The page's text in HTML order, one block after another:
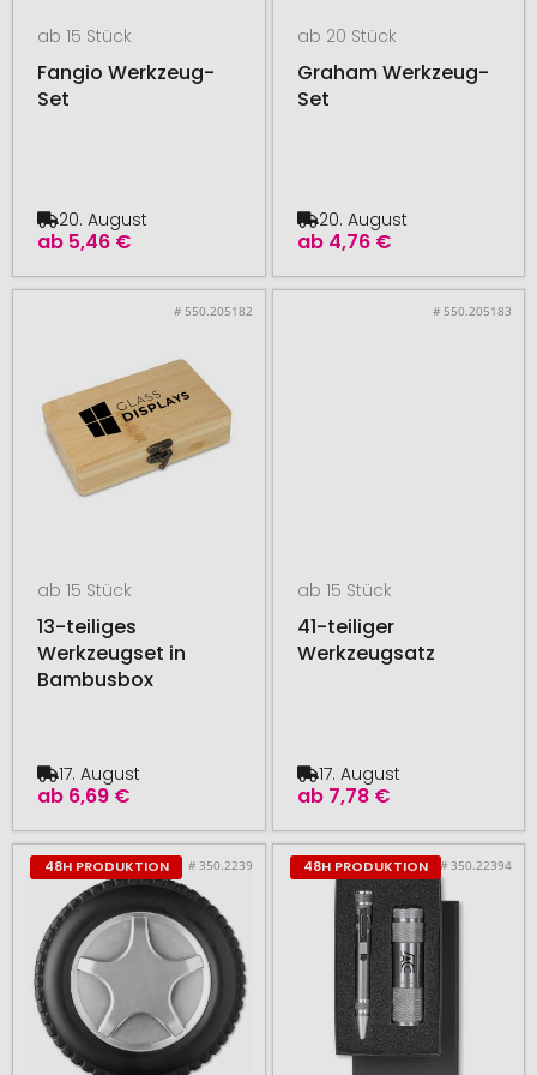
ab 15 Stück
Fangio Werkzeug-
Set
ab 5,46 €
20. August
ab 20 Stück
Graham Werkzeug-
Set
ab 4,76 €
20. August
# 550.205182
ab 15 Stück
13-teiliges
Werkzeugset in
Bambusbox
ab 6,69 €
17. August
# 550.205183
ab 15 Stück
41-teiliger
Werkzeugsatz
ab 7,78 €
17. August
48H PRODUKTION # 350.2239 48H PRODUKTION # 350.22394